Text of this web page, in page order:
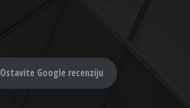
Ostavite Google recenziju